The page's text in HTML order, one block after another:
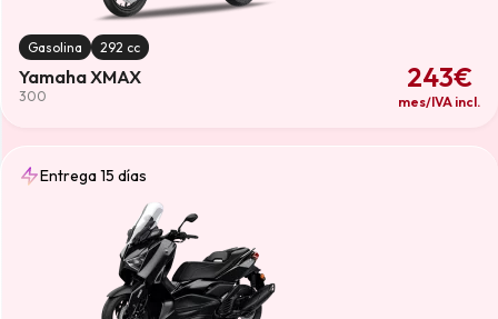
Gasolina 292 cc
Yamaha XMAX
300
243€
mes/IVA incl.
Entrega 15 días